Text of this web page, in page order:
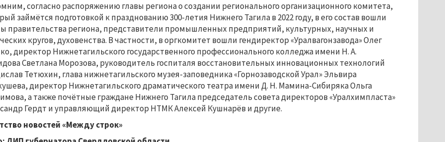
согласно распоряжению главы региона о создании регионального организационного комитета,
займётся подготовкой к празднованию 300-летия Нижнего Тагила в 2022 году, в его состав вошли
правительства региона, представители промышленных предприятий, культурных, научных и
кругов, духовенства. В частности, в оргкомитет вошли гендиректор «Уралвагонзавода» Олег
директор Нижнетагильского государственного профессионального колледжа имени Н. А.
Светлана Морозова, руководитель госпиталя восстановительных инновационных технологий
Тетюхин, глава нижнетагильского музея-заповедника «Горнозаводской Урал» Эльвира
директор Нижнетагильского драматического театра имени Д. Н. Мамина-Сибиряка Ольга
а также почётные граждане Нижнего Тагила председатель совета директоров «Уралхимпласта»
Гердт и управляющий директор НТМК Алексей Кушнарёв и другие.
новостей «Между строк»